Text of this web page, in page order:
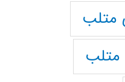
متلب
متلب